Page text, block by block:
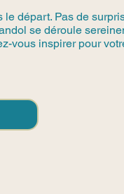
départ. Pas de
se déroule
vous inspirer pour